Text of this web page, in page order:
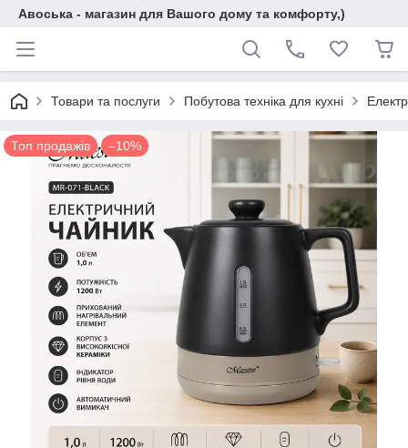
Авоська - магазин для Вашого дому та комфорту,)
Товари та послуги Побутова техніка для кухні
Топ продажів –10%